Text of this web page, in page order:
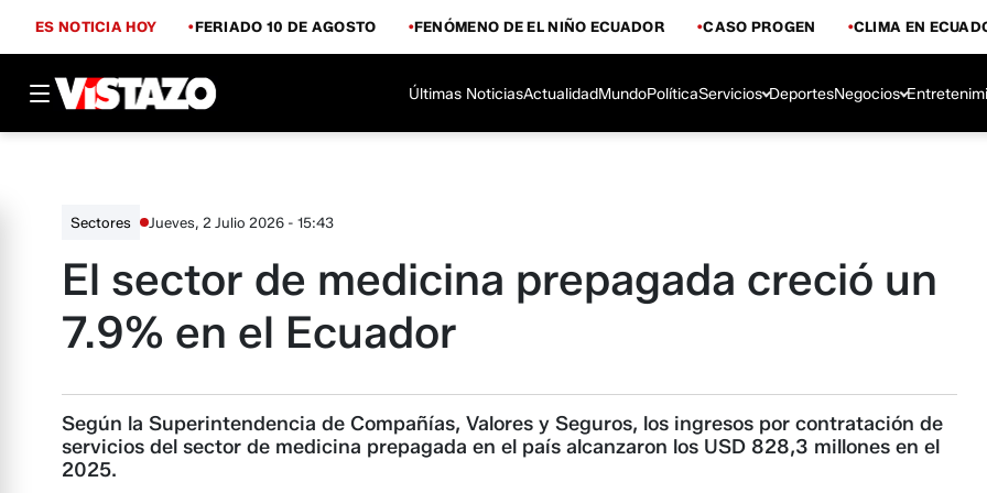
ES NOTICIA HOY FERIADO 10 DE AGOSTO FENÓMENO DE EL NIÑO ECUADOR CASO PROGEN CLIMA EN
Últimas NoticiasActualidadMundoPolíticaServicios DeportesNegocios
Sectores Jueves, 2 Julio 2026 - 15:43
El sector de medicina prepaga­da creció un
7.9% en el Ecuador
Según la Su­perintendencia de Compañías, Valores y Seguros, los ingresos por contratación de
servicios del sector de medicina prepagada en el país alcanza­ron los USD 828,3 millones en el
2025.